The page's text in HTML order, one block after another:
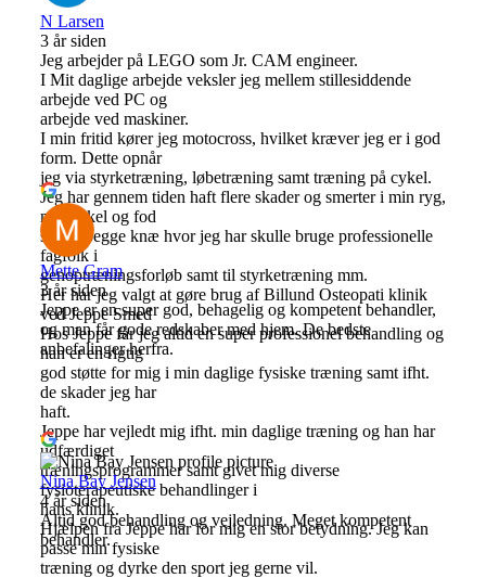
N Larsen
3 år siden
Jeg arbejder på LEGO som Jr. CAM engineer.
I Mit daglige arbejde veksler jeg mellem stillesiddende
arbejde ved PC og
arbejde ved maskiner.
I min fritid kører jeg motocross, hvilket kræver jeg er i god
form. Dette opnår
jeg via styrketræning, løbetræning samt træning på cykel.
Jeg har gennem tiden haft flere skader og smerter i min ryg,
min ankel og fod
samt i begge knæ hvor jeg har skulle bruge professionelle
fagfolk i
genoptræningsforløb samt til styrketræning mm.
Her har jeg valgt at gøre brug af Billund Osteopati klinik
ved Jeppe Smed
Hos Jeppe får jeg altid en super professionel behandling og
han er en rigtig
god støtte for mig i min daglige fysiske træning samt ifht.
de skader jeg har
haft.
Jeppe har vejledt mig ifht. min daglige træning og han har
udfærdiget
træningsprogrammer samt givet mig diverse
fysioterapeutiske behandlinger i
hans klinik.
Hjælpen fra Jeppe har for mig en stor betydning. Jeg kan
passe min fysiske
træning og dyrke den sport jeg gerne vil.
Mette Gram
3 år siden
Jeppe er en super god, behagelig og kompetent behandler,
og man får gode redskaber med hjem. De bedste
anbefalinger herfra.
Nina Bay Jensen
4 år siden
Altid god behandling og vejledning. Meget kompetent
behandler.